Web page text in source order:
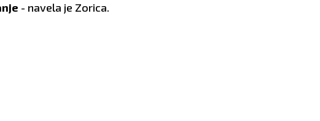
- navela je Zorica.